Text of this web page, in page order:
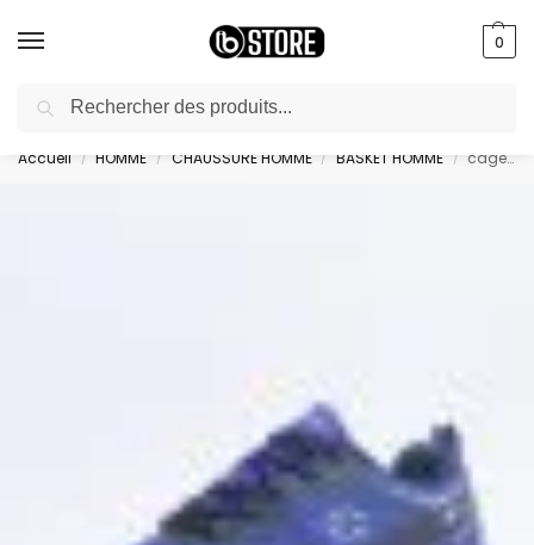
0
livraison gratuite au bureau dès 10000 DA avec paiement en ligne
Accueil / HOMME / CHAUSSURE HOMME / BASKET HOMME / cage low cut shoe – S22195-BS503